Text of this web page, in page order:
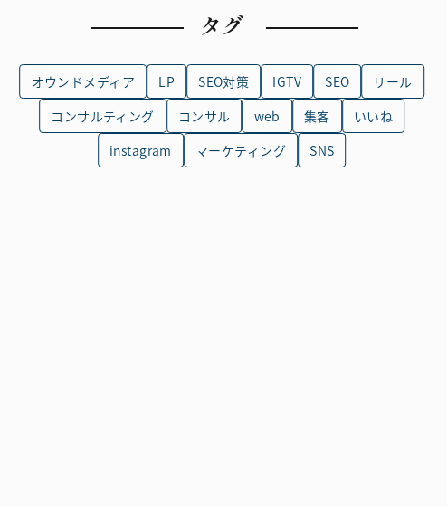
タグ
オウンドメディア LP SEO対策 IGTV SEO
リール
コンサルティング
コンサル web 集客
いいね
instagram
マーケティング SNS